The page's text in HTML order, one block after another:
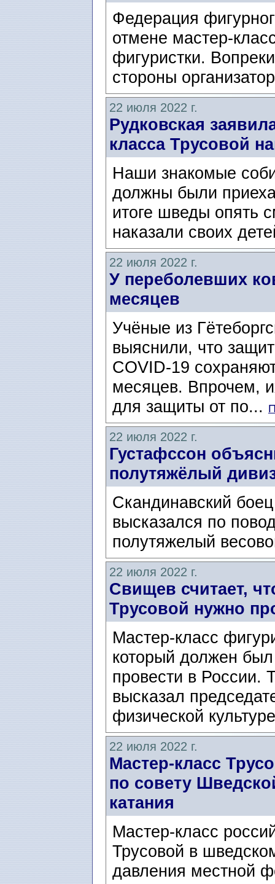
Федерация
отмене мастер-
фигуристки.
стороны
22 июля 2022 г.
Рудковская
класса Трусовой
Наши знакомые
должны были
итоге шведы опять
наказали своих
22 июля 2022 г.
У переболевших
месяцев
Учёные из
выяснили, что
COVID-19
месяцев. Впрочем,
для защиты от по...
22 июля 2022 г.
Густафссон
полутяжёлый
Скандинавский
высказался по
полутяжелый
22 июля 2022 г.
Свищев считает,
Трусовой нужно
Мастер-класс
который должен
провести в России.
высказал
физической
22 июля 2022 г.
Мастер-класс
по совету
катания
Мастер-класс
Трусовой в
давления местной